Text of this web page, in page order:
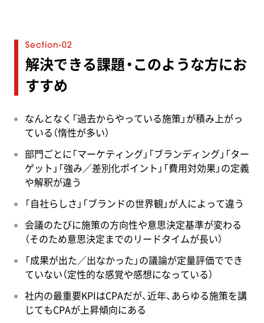
解決できる課題・このような方にお
すすめ
なんとなく「過去からやっている施策」が積み上がっ
ている（惰性が多い）
部門ごとに「マーケティング」「ブランディング」「ター
ゲット」「強み／差別化ポイント」「費用対効果」の定義
や解釈が違う
「自社らしさ」「ブランドの世界観」が人によって違う
会議のたびに施策の方向性や意思決定基準が変わる
（そのため意思決定までのリードタイムが長い）
「成果が出た／出なかった」の議論が定量評価ででき
ていない（定性的な感覚や感想になっている）
社内の最重要KPIはCPAだが、近年、あらゆる施策を講
じてもCPAが上昇傾向にある